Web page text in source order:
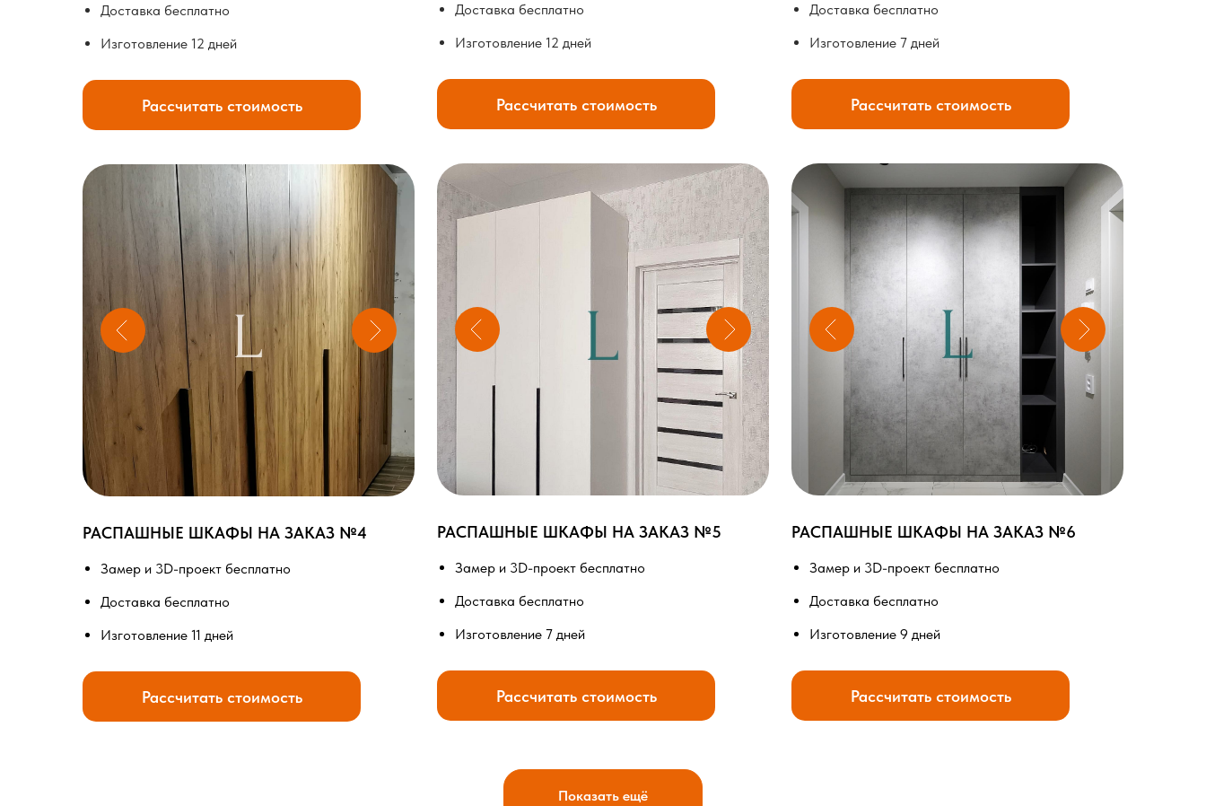
Доставка бесплатно
Изготовление 12 дней
Рассчитать стоимость
Доставка бесплатно
Изготовление 12 дней
Рассчитать стоимость
Доставка бесплатно
Изготовление 7 дней
Рассчитать стоимость
РАСПАШНЫЕ ШКАФЫ НА ЗАКАЗ №4
Замер и 3D-проект бесплатно
Доставка бесплатно
Изготовление 11 дней
Рассчитать стоимость
РАСПАШНЫЕ ШКАФЫ НА ЗАКАЗ №5
Замер и 3D-проект бесплатно
Доставка бесплатно
Изготовление 7 дней
Рассчитать стоимость
РАСПАШНЫЕ ШКАФЫ НА ЗАКАЗ №6
Замер и 3D-проект бесплатно
Доставка бесплатно
Изготовление 9 дней
Рассчитать стоимость
Показать ещё